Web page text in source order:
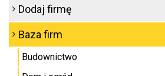
Dodaj firmę
Baza firm
Budownictwo